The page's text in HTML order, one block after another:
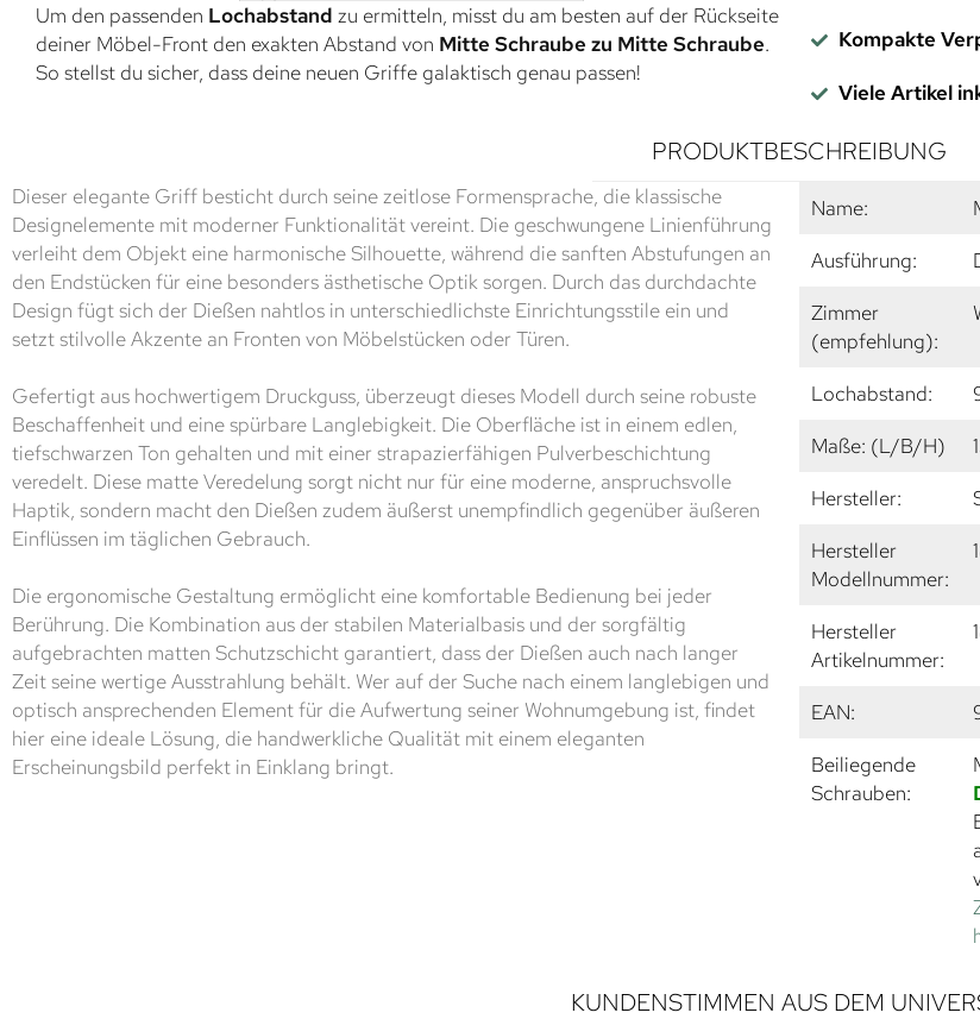
Um den passenden Lochabstand zu ermitteln, misst du am besten auf der Rückseite
deiner Möbel-Front den exakten Abstand von Mitte Schraube zu Mitte Schraube.
So stellst du sicher, dass deine neuen Griffe galaktisch genau passen!
Kompakte
Viele Artikel
PRODUKTBESCHREIBUNG
Dieser elegante Griff besticht durch seine zeitlose Formensprache, die klassische
Designelemente mit moderner Funktionalität vereint. Die geschwungene Linienführung
verleiht dem Objekt eine harmonische Silhouette, während die sanften Abstufungen an
den Endstücken für eine besonders ästhetische Optik sorgen. Durch das durchdachte
Design fügt sich der Dießen nahtlos in unterschiedlichste Einrichtungsstile ein und
setzt stilvolle Akzente an Fronten von Möbelstücken oder Türen.
Gefertigt aus hochwertigem Druckguss, überzeugt dieses Modell durch seine robuste
Beschaffenheit und eine spürbare Langlebigkeit. Die Oberfläche ist in einem edlen,
tiefschwarzen Ton gehalten und mit einer strapazierfähigen Pulverbeschichtung
veredelt. Diese matte Veredelung sorgt nicht nur für eine moderne, anspruchsvolle
Haptik, sondern macht den Dießen zudem äußerst unempfindlich gegenüber äußeren
Einflüssen im täglichen Gebrauch.
Die ergonomische Gestaltung ermöglicht eine komfortable Bedienung bei jeder
Berührung. Die Kombination aus der stabilen Materialbasis und der sorgfältig
aufgebrachten matten Schutzschicht garantiert, dass der Dießen auch nach langer
Zeit seine wertige Ausstrahlung behält. Wer auf der Suche nach einem langlebigen und
optisch ansprechenden Element für die Aufwertung seiner Wohnumgebung ist, findet
hier eine ideale Lösung, die handwerkliche Qualität mit einem eleganten
Erscheinungsbild perfekt in Einklang bringt.
Name:
Ausführung:
Zimmer
(empfehlung):
Lochabstand:
Maße: (L/B/H)
Hersteller:
Hersteller
Modellnummer:
Hersteller
Artikelnummer:
EAN:
Beiliegende
Schrauben:
KUNDENSTIMMEN AUS DEM